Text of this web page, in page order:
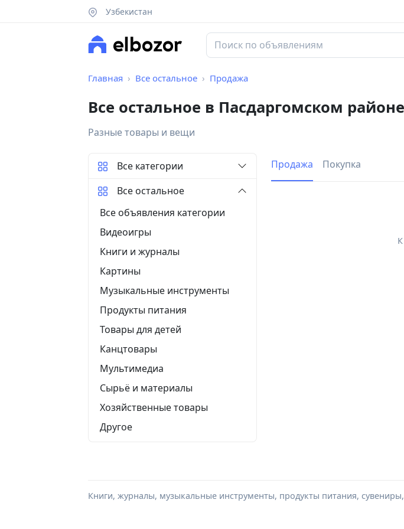
Узбекистан
Главная Все остальное Продажа
Все остальное в Пасдаргомском районе
Разные товары и вещи
Продажа Покупка
Все категории
Все остальное
Все объявления категории
Видеоигры
Книги и журналы
Картины
Музыкальные инструменты
Продукты питания
Товары для детей
Канцтовары
Мультимедиа
Сырьё и материалы
Хозяйственные товары
Другое
Книги, журналы, музыкальные инструменты, продукты питания,